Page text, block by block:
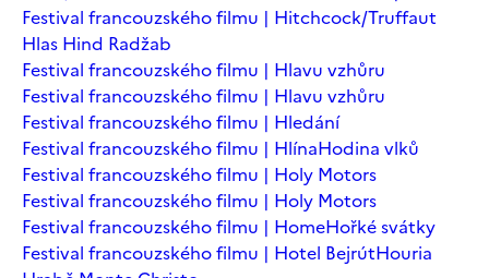
Festival francouzského filmu | Hitchcock/Truffaut
Hlas Hind Radžab
Festival francouzského filmu | Hlavu vzhůru
Festival francouzského filmu | Hlavu vzhůru
Festival francouzského filmu | Hledání
Festival francouzského filmu | HlínaHodina vlků
Festival francouzského filmu | Holy Motors
Festival francouzského filmu | Holy Motors
Festival francouzského filmu | HomeHořké svátky
Festival francouzského filmu | Hotel BejrútHouria